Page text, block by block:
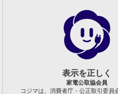
表示を正しく
家電公取協会員
コジマは、消費者庁・公正取引委員